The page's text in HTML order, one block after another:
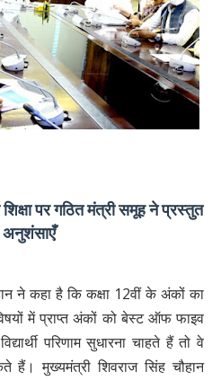
पर गठित मंत्री समूह ने प्रस्तुत
अनुशंसाएँ
ने कहा है कि कक्षा 12वीं के अंकों का
में प्राप्त अंकों को बेस्ट ऑफ फाइव
परिणाम सुधारना चाहते हैं तो वे
हैं। मुख्यमंत्री शिवराज सिंह चौहान